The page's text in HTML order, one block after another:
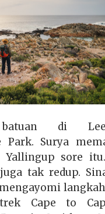
di
Park. Surya
Yallingup sore
tak redup.
Cape to